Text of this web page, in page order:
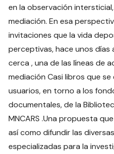
en la observación
mediación. En esa
invitaciones que la vida
perceptivas, hace unos días
cerca , una de las líneas de
mediación Casi libros que
usuarios, en torno a los
documentales, de la
MNCARS .Una propuesta
así como difundir las
especializadas para la